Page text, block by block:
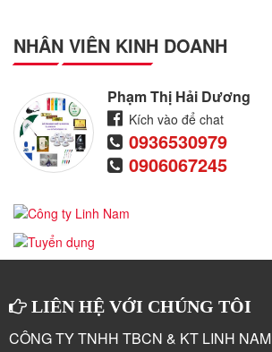
NHÂN VIÊN KINH DOANH
Phạm Thị Hải Dương
Kích vào để chat
0936530979
0906067245
LIÊN HỆ VỚI CHÚNG TÔI
CÔNG TY TNHH TBCN & KT LINH NAM